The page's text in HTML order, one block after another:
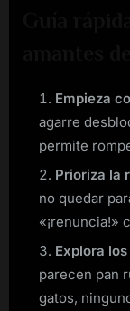
Empieza
agarre
permite
Prioriza la
no quedar
«¡renuncia!»
Explora
parecen pan
gatos,